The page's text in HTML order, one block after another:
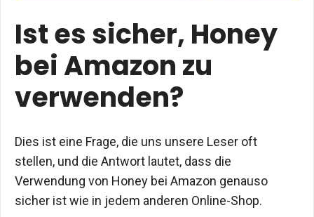
Ist es sicher, Honey
bei Amazon zu
verwenden?
Dies ist eine Frage, die uns unsere Leser oft
stellen, und die Antwort lautet, dass die
Verwendung von Honey bei Amazon genauso
sicher ist wie in jedem anderen Online-Shop.